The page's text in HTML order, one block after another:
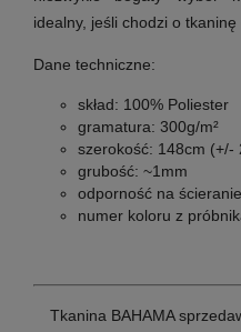
idealny, jeśli chodzi o tkaninę
Dane techniczne:
skład: 100% Poliester
gramatura: 300g/m²
szerokość: 148cm (+/-
grubość: ~1mm
odporność na
numer koloru z
Tkanina BAHAMA